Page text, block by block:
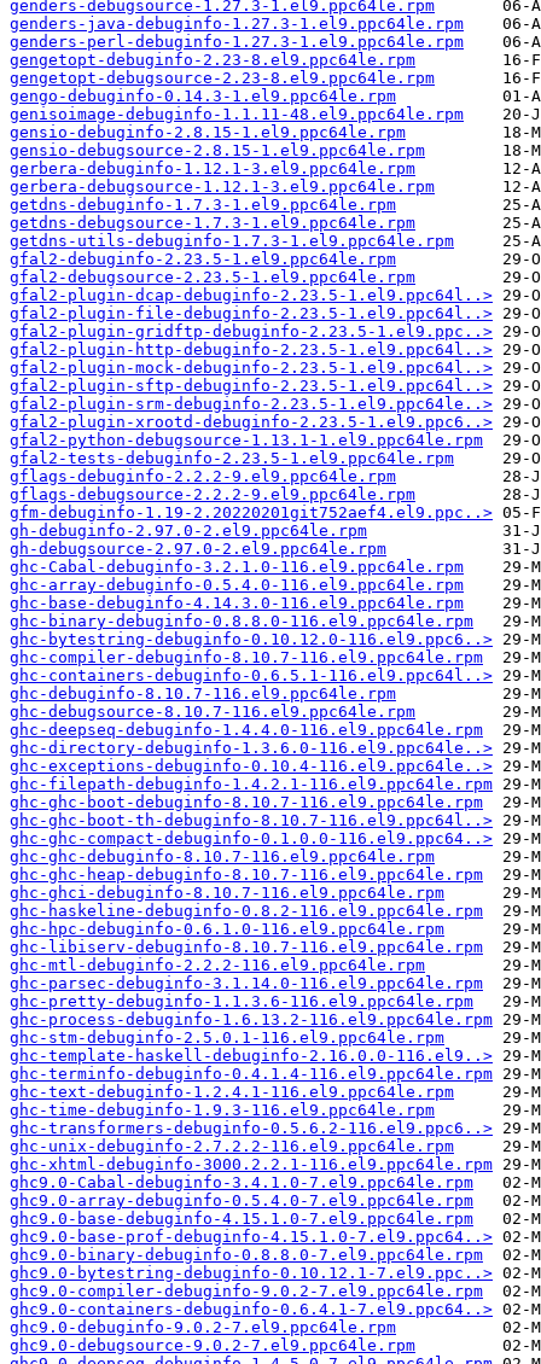
genders-debugsource-1.27.3-1.el9.ppc64le.rpm
genders-java-debuginfo-1.27.3-1.el9.ppc64le.rpm
genders-perl-debuginfo-1.27.3-1.el9.ppc64le.rpm
gengetopt-debuginfo-2.23-8.el9.ppc64le.rpm
gengetopt-debugsource-2.23-8.el9.ppc64le.rpm
gengo-debuginfo-0.14.3-1.el9.ppc64le.rpm
genisoimage-debuginfo-1.1.11-48.el9.ppc64le.rpm
gensio-debuginfo-2.8.15-1.el9.ppc64le.rpm
gensio-debugsource-2.8.15-1.el9.ppc64le.rpm
gerbera-debuginfo-1.12.1-3.el9.ppc64le.rpm
gerbera-debugsource-1.12.1-3.el9.ppc64le.rpm
getdns-debuginfo-1.7.3-1.el9.ppc64le.rpm
getdns-debugsource-1.7.3-1.el9.ppc64le.rpm
getdns-utils-debuginfo-1.7.3-1.el9.ppc64le.rpm
gfal2-debuginfo-2.23.5-1.el9.ppc64le.rpm
gfal2-debugsource-2.23.5-1.el9.ppc64le.rpm
gfal2-plugin-dcap-debuginfo-2.23.5-1.el9.ppc64l..>
gfal2-plugin-file-debuginfo-2.23.5-1.el9.ppc64l..>
gfal2-plugin-gridftp-debuginfo-2.23.5-1.el9.ppc..>
gfal2-plugin-http-debuginfo-2.23.5-1.el9.ppc64l..>
gfal2-plugin-mock-debuginfo-2.23.5-1.el9.ppc64l..>
gfal2-plugin-sftp-debuginfo-2.23.5-1.el9.ppc64l..>
gfal2-plugin-srm-debuginfo-2.23.5-1.el9.ppc64le..>
gfal2-plugin-xrootd-debuginfo-2.23.5-1.el9.ppc6..>
gfal2-python-debugsource-1.13.1-1.el9.ppc64le.rpm
gfal2-tests-debuginfo-2.23.5-1.el9.ppc64le.rpm
gflags-debuginfo-2.2.2-9.el9.ppc64le.rpm
gflags-debugsource-2.2.2-9.el9.ppc64le.rpm
gfm-debuginfo-1.19-2.20220201git752aef4.el9.ppc..>
gh-debuginfo-2.97.0-2.el9.ppc64le.rpm
gh-debugsource-2.97.0-2.el9.ppc64le.rpm
ghc-Cabal-debuginfo-3.2.1.0-116.el9.ppc64le.rpm
ghc-array-debuginfo-0.5.4.0-116.el9.ppc64le.rpm
ghc-base-debuginfo-4.14.3.0-116.el9.ppc64le.rpm
ghc-binary-debuginfo-0.8.8.0-116.el9.ppc64le.rpm
ghc-bytestring-debuginfo-0.10.12.0-116.el9.ppc6..>
ghc-compiler-debuginfo-8.10.7-116.el9.ppc64le.rpm
ghc-containers-debuginfo-0.6.5.1-116.el9.ppc64l..>
ghc-debuginfo-8.10.7-116.el9.ppc64le.rpm
ghc-debugsource-8.10.7-116.el9.ppc64le.rpm
ghc-deepseq-debuginfo-1.4.4.0-116.el9.ppc64le.rpm
ghc-directory-debuginfo-1.3.6.0-116.el9.ppc64le..>
ghc-exceptions-debuginfo-0.10.4-116.el9.ppc64le..>
ghc-filepath-debuginfo-1.4.2.1-116.el9.ppc64le.rpm
ghc-ghc-boot-debuginfo-8.10.7-116.el9.ppc64le.rpm
ghc-ghc-boot-th-debuginfo-8.10.7-116.el9.ppc64l..>
ghc-ghc-compact-debuginfo-0.1.0.0-116.el9.ppc64..>
ghc-ghc-debuginfo-8.10.7-116.el9.ppc64le.rpm
ghc-ghc-heap-debuginfo-8.10.7-116.el9.ppc64le.rpm
ghc-ghci-debuginfo-8.10.7-116.el9.ppc64le.rpm
ghc-haskeline-debuginfo-0.8.2-116.el9.ppc64le.rpm
ghc-hpc-debuginfo-0.6.1.0-116.el9.ppc64le.rpm
ghc-libiserv-debuginfo-8.10.7-116.el9.ppc64le.rpm
ghc-mtl-debuginfo-2.2.2-116.el9.ppc64le.rpm
ghc-parsec-debuginfo-3.1.14.0-116.el9.ppc64le.rpm
ghc-pretty-debuginfo-1.1.3.6-116.el9.ppc64le.rpm
ghc-process-debuginfo-1.6.13.2-116.el9.ppc64le.rpm
ghc-stm-debuginfo-2.5.0.1-116.el9.ppc64le.rpm
ghc-template-haskell-debuginfo-2.16.0.0-116.el9..>
ghc-terminfo-debuginfo-0.4.1.4-116.el9.ppc64le.rpm
ghc-text-debuginfo-1.2.4.1-116.el9.ppc64le.rpm
ghc-time-debuginfo-1.9.3-116.el9.ppc64le.rpm
ghc-transformers-debuginfo-0.5.6.2-116.el9.ppc6..>
ghc-unix-debuginfo-2.7.2.2-116.el9.ppc64le.rpm
ghc-xhtml-debuginfo-3000.2.2.1-116.el9.ppc64le.rpm
ghc9.0-Cabal-debuginfo-3.4.1.0-7.el9.ppc64le.rpm
ghc9.0-array-debuginfo-0.5.4.0-7.el9.ppc64le.rpm
ghc9.0-base-debuginfo-4.15.1.0-7.el9.ppc64le.rpm
ghc9.0-base-prof-debuginfo-4.15.1.0-7.el9.ppc64..>
ghc9.0-binary-debuginfo-0.8.8.0-7.el9.ppc64le.rpm
ghc9.0-bytestring-debuginfo-0.10.12.1-7.el9.ppc..>
ghc9.0-compiler-debuginfo-9.0.2-7.el9.ppc64le.rpm
ghc9.0-containers-debuginfo-0.6.4.1-7.el9.ppc64..>
ghc9.0-debuginfo-9.0.2-7.el9.ppc64le.rpm
ghc9.0-debugsource-9.0.2-7.el9.ppc64le.rpm